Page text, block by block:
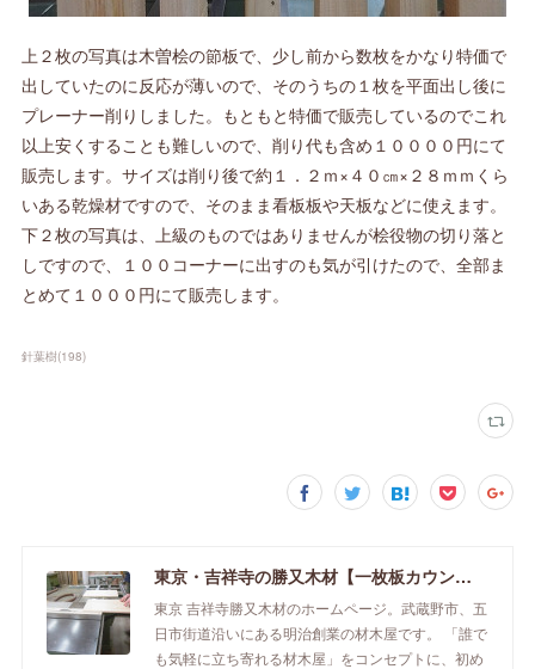
上２枚の写真は木曽桧の節板で、少し前から数枚をかなり特価で
出していたのに反応が薄いので、そのうちの１枚を平面出し後に
プレーナー削りしました。もともと特価で販売しているのでこれ
以上安くすることも難しいので、削り代も含め１００００円にて
販売します。サイズは削り後で約１．２ｍ×４０㎝×２８ｍｍくら
いある乾燥材ですので、そのまま看板板や天板などに使えます。
下２枚の写真は、上級のものではありませんが桧役物の切り落と
しですので、１００コーナーに出すのも気が引けたので、全部ま
とめて１０００円にて販売します。
針葉樹(198)
東京・吉祥寺の勝又木材【一枚板カウンター】
東京 吉祥寺勝又木材のホームページ。武蔵野市、五
日市街道沿いにある明治創業の材木屋です。 「誰で
も気軽に立ち寄れる材木屋」をコンセプトに、初め